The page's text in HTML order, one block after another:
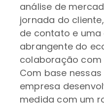
análise de
jornada do
de contato e
abrangente do
colaboração com
Com base
empresa
medida com um